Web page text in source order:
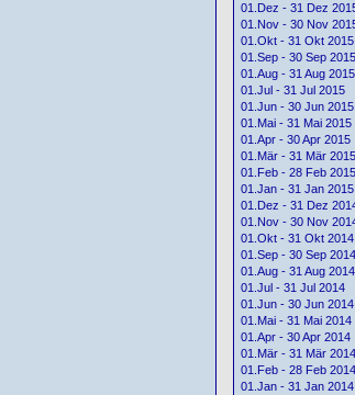
01.Dez - 31 Dez
01.Nov - 30 Nov
01.Okt - 31 Okt 2015
01.Sep - 30 Sep 2015
01.Aug - 31 Aug 2015
01.Jul - 31 Jul 2015
01.Jun - 30 Jun 2015
01.Mai - 31 Mai 2015
01.Apr - 30 Apr 2015
01.Mär - 31 Mär 2015
01.Feb - 28 Feb 2015
01.Jan - 31 Jan 2015
01.Dez - 31 Dez
01.Nov - 30 Nov
01.Okt - 31 Okt 2014
01.Sep - 30 Sep 2014
01.Aug - 31 Aug 2014
01.Jul - 31 Jul 2014
01.Jun - 30 Jun 2014
01.Mai - 31 Mai 2014
01.Apr - 30 Apr 2014
01.Mär - 31 Mär 2014
01.Feb - 28 Feb 2014
01.Jan - 31 Jan 2014